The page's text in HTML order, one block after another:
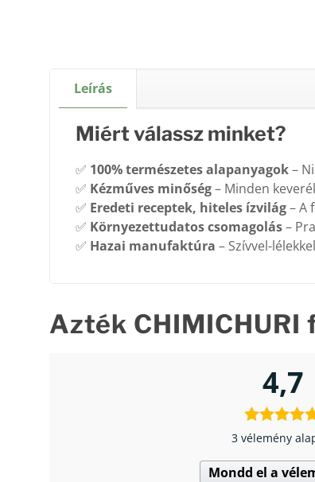
Leírás
Miért válassz minket?
✅ 100% természetes alapanyagok–
✅ Kézműves minőség– Minden
✅ Eredeti receptek, hiteles ízvilág– A
✅ Környezettudatos csomagolás–
✅ Hazai manufaktúra – Szívvel-
Azték
4,7
3 vélemény
Mondd el a